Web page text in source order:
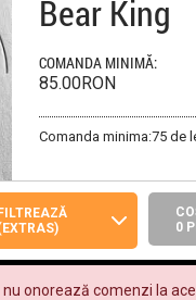
Bear King
COMANDA MINIMĂ:
85.00RON
Comanda minima:75 de
FILTREAZĂ
0
onorează comenzi la